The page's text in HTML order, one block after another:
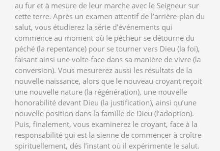
au fur et à mesure de leur marche avec le Seigneur sur
cette terre. Après un examen attentif de l’arrière-plan du
salut, vous étudierez la série d’événements qui
commence au moment où le pécheur se détourne du
péché (la repentance) pour se tourner vers Dieu (la foi),
faisant ainsi une volte-face dans sa manière de vivre (la
conversion). Vous mesurerez aussi les résultats de la
nouvelle naissance, alors que le nouveau croyant reçoit
une nouvelle nature (la régénération), une nouvelle
honorabilité devant Dieu (la justification), ainsi qu’une
nouvelle position dans la famille de Dieu (l’adoption).
Puis, finalement, vous examinerez le croyant, face à la
responsabilité qui est la sienne de commencer à croître
spirituellement, dés l’instant où il expérimente le salut.